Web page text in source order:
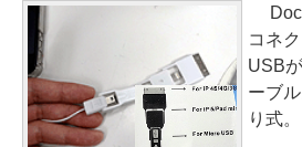
コネ
USB
ーブ
り式。